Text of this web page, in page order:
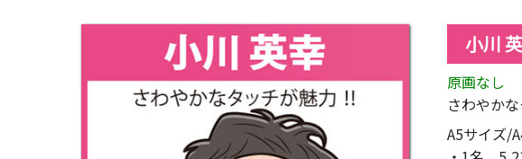
小川
原画なし
さわやか
A5サイズ/